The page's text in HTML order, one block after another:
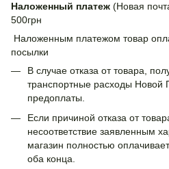
Наложенный платеж (Новая
500грн
Наложенным платежом товар
посылки
В случае отказа от товара,
транспортные расходы Новой
предоплаты.
Если причиной отказа от
несоответствие заявленным
магазин полностью
оба конца.